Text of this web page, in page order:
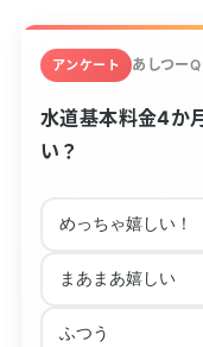
アンケート あしつーQ
水道基本料金4か
い？
めっちゃ嬉しい！
まあまあ嬉しい
ふつう